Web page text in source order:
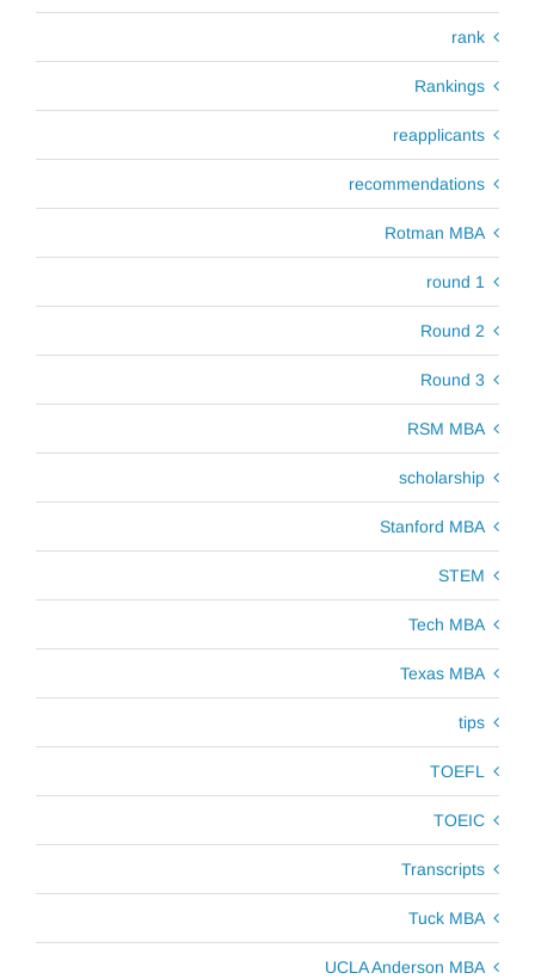
rank
Rankings
reapplicants
recommendations
Rotman MBA
round 1
Round 2
Round 3
RSM MBA
scholarship
Stanford MBA
STEM
Tech MBA
Texas MBA
tips
TOEFL
TOEIC
Transcripts
Tuck MBA
UCLA Anderson MBA